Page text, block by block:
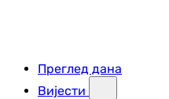
Преглед дана
Вијести